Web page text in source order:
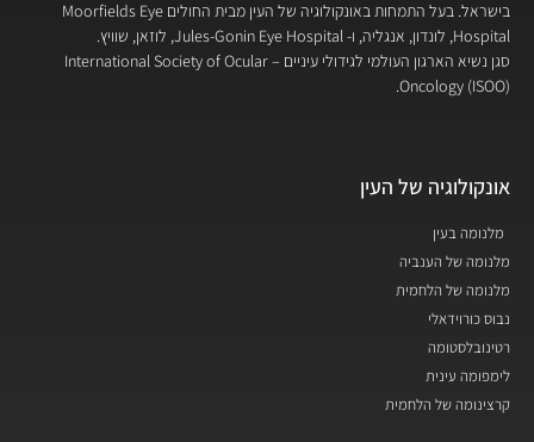
בישראל. בעל התמחות באונקולוגיה של העין מבית החולים Moorfields Eye
Hospital, לונדון, אנגליה, ו- Jules-Gonin Eye Hospital, לוזאן, שוויץ.
סגן נשיא הארגון העולמי לגידולי עיניים – International Society of Ocular
Oncology (ISOO).
אונקולוגיה של העין
מלנומה בעין
מלנומה של הענביה
מלנומה של הלחמית
נבוס כורוידאלי
רטינובלסטומה
לימפומה עינית
קרצינומה של הלחמית